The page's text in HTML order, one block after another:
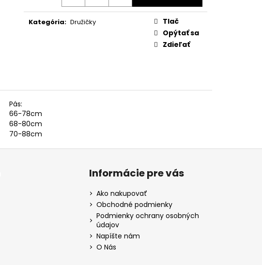
Kategória: Družičky
Tlač
Opýtať sa
Zdieľať
Pás:
66-78cm
68-80cm
70-88cm
Informácie pre vás
Ako nakupovať
Obchodné podmienky
Podmienky ochrany osobných
údajov
Napíšte nám
O Nás